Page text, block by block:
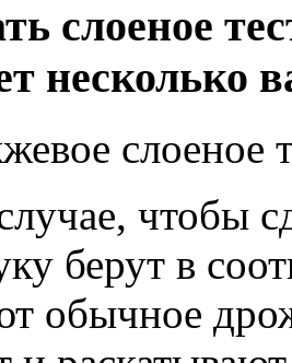
слоеное
несколько
слоеное
чтобы
берут в
обычное